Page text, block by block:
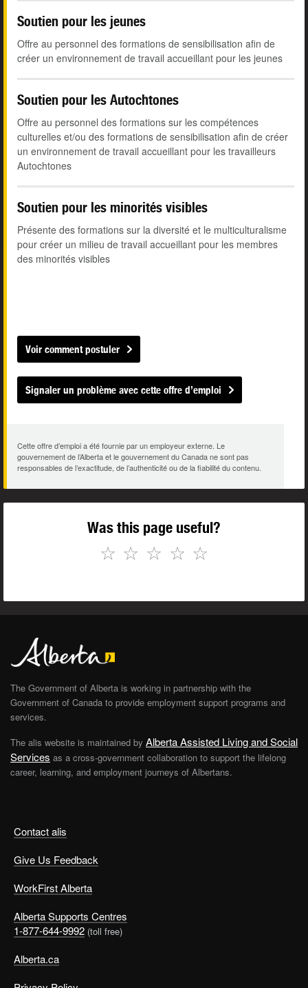
Soutien pour les jeunes
Offre au personnel des formations de sensibilisation afin de
créer un environnement de travail accueillant pour les jeunes
Soutien pour les Autochtones
Offre au personnel des formations sur les compétences
culturelles et/ou des formations de sensibilisation afin de créer
un environnement de travail accueillant pour les travailleurs
Autochtones
Soutien pour les minorités visibles
Présente des formations sur la diversité et le multiculturalisme
pour créer un milieu de travail accueillant pour les membres
des minorités visibles
Voir comment postuler
Signaler un problème avec cette offre d’emploi
Cette offre d’emploi a été fournie par un employeur externe. Le
gouvernement de l’Alberta et le gouvernement du Canada ne sont pas
responsables de l’exactitude, de l’authenticité ou de la fiabilité du contenu.
Was this page useful?
☆
☆
☆
☆
☆
Contact alis
Give Us Feedback
WorkFirst Alberta
Alberta Supports Centres
1-877-644-9992 (toll free)
Alberta.ca
The Government of Alberta is working in partnership with the
Government of Canada to provide employment support programs and
services.
The alis website is maintained by Alberta Assisted Living and Social
Services as a cross-government collaboration to support the lifelong
career, learning, and employment journeys of Albertans.